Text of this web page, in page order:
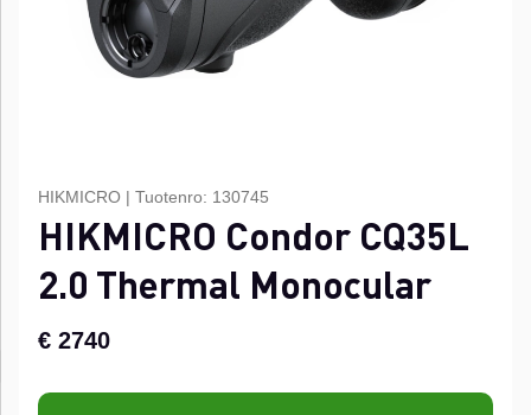
HIKMICRO | Tuotenro: 130745
HIKMICRO Condor CQ35L
2.0 Thermal Monocular
€ 2740